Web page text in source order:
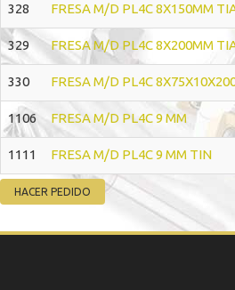
328 FRESA M/D PL4C 8X150MM
329 FRESA M/D PL4C 8X200MM
330 FRESA M/D PL4C
1106 FRESA M/D PL4C 9 MM
1111 FRESA M/D PL4C 9 MM TIN